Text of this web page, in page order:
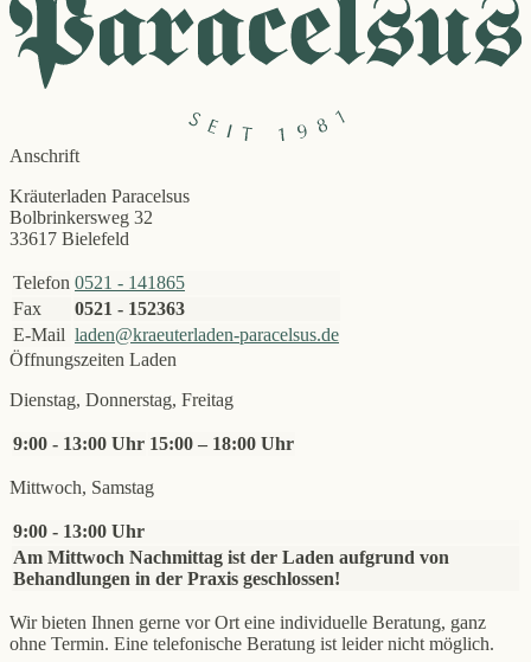
Anschrift
Kräuterladen Paracelsus
Bolbrinkersweg 32
33617 Bielefeld
Telefon 0521 - 141865
Fax
0521 - 152363
E-Mail laden@kraeuterladen-paracelsus.de
Öffnungszeiten Laden
Dienstag, Donnerstag, Freitag
9:00 - 13:00 Uhr 15:00 – 18:00 Uhr
Mittwoch, Samstag
9:00 - 13:00 Uhr
Am Mittwoch Nachmittag ist der Laden aufgrund von
Behandlungen in der Praxis geschlossen!
Wir bieten Ihnen gerne vor Ort eine individuelle Beratung, ganz
ohne Termin. Eine telefonische Beratung ist leider nicht möglich.